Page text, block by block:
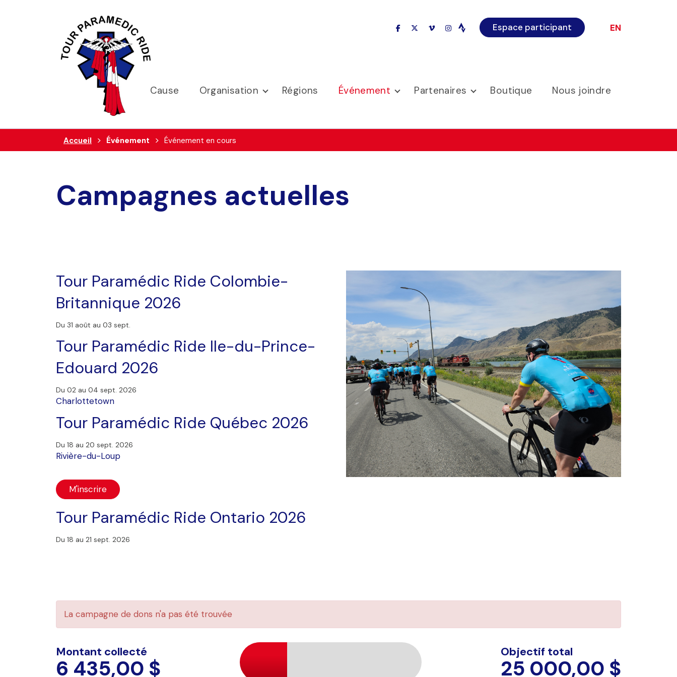
facebookx-twittervimeoinstagram Espace participant EN
Cause Organisation Régions Événement Partenaires Boutique Nous joindre
Accueil Événement Événement en cours
Campagnes actuelles
Tour Paramédic Ride Colombie-
Britannique 2026
Du 31 août au 03 sept.
Tour Paramédic Ride Ile-du-Prince-
Edouard 2026
Du 02 au 04 sept. 2026
Charlottetown
Tour Paramédic Ride Québec 2026
Du 18 au 20 sept. 2026
Rivière-du-Loup
M'inscrire
Tour Paramédic Ride Ontario 2026
Du 18 au 21 sept. 2026
La campagne de dons n'a pas été trouvée
Montant collecté
6 435,00 $
Objectif total
25 000,00 $